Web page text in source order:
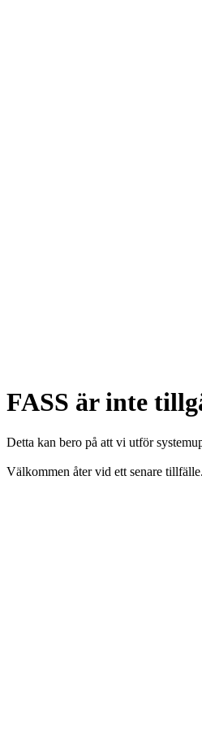
FASS är inte
Detta kan bero på att vi utför
Välkommen åter vid ett senare tillfälle.